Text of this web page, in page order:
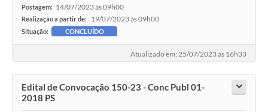
Postagem: 14/07/2023 às 09h00
Realização a partir de: 19/07/2023 às 09h00
Situação: CONCLUÍDO
Atualizado em: 25/07/2023 às 16h33
Edital de Convocação 150-23 - Conc Publ 01-
2018 PS